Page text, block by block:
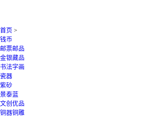
首页 >
钱币
邮票邮品
金银藏品
书法字画
瓷器
紫砂
景泰蓝
文创优品
铜器铜雕